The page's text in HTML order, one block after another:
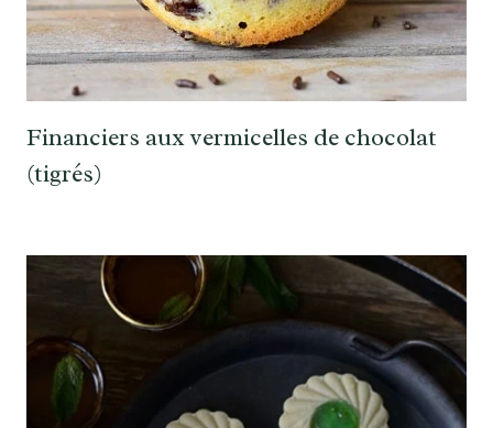
Financiers aux vermicelles de chocolat
(tigrés)